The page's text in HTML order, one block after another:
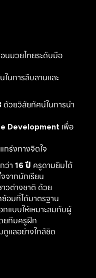
นมวยไทยระดับมือ
นการสืบสานและ
ด้วยวิสัยทัศน์ในการนำ
Developmentเพื่อ
กร่งทางจิตใจ
ว่า 16 ปี ครูดามยิมได้
จากนักเรียน
าวต่างชาติ ด้วย
อมที่ได้มาตรฐาน
แบบให้เหมาะสมกับผู้
ยทีมครูฝึก
แลอย่างใกล้ชิด